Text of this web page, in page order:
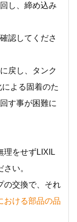
し、締め込み
認してくださ
戻し、タンク
よる固着のた
す事が困難に
理をせずLIXIL
い。
の交換で、それ
おける部品の品